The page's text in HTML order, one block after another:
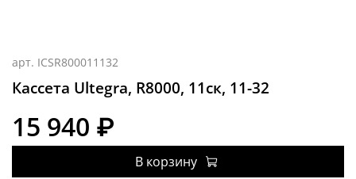
арт. ICSR800011132
Кассета Ultegra, R8000, 11ск, 11-32
15 940 ₽
В корзину